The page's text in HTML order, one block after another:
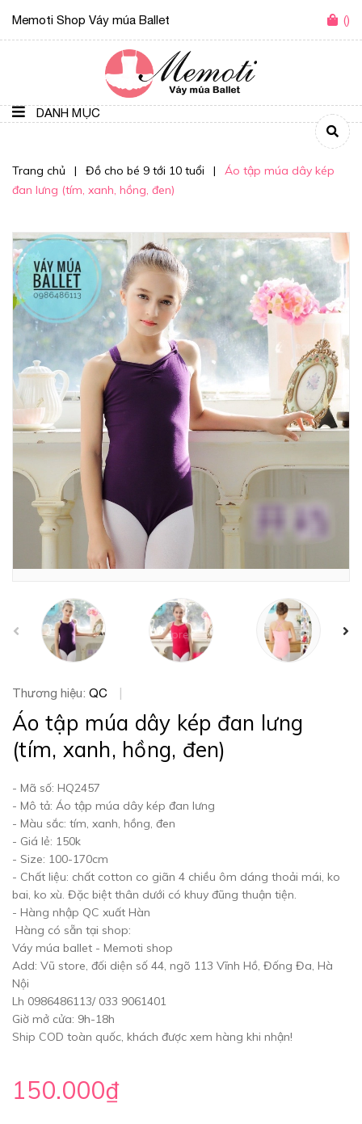
Memoti Shop Váy múa Ballet ()
DANH MỤC
Trang chủ | Đồ cho bé 9 tới 10 tuổi |
Áo tập múa dây kép
đan lưng (tím, xanh, hồng, đen)
prev
Thương hiệu: QC
Áo tập múa dây kép đan lưng
(tím, xanh, hồng, đen)
- Mã số: HQ2457
- Mô tả: Áo tập múa dây kép đan lưng
- Màu sắc: tím, xanh, hồng, đen
- Giá lẻ: 150k
- Size: 100-170cm
- Chất liệu: chất cotton co giãn 4 chiều ôm dáng thoải mái, ko
bai, ko xù. Đặc biệt thân dưới có khuy đũng thuận tiện.
- Hàng nhập QC xuất Hàn
Hàng có sẵn tại shop:
Váy múa ballet - Memoti shop
Add: Vũ store, đối diện số 44, ngõ 113 Vĩnh Hồ, Đống Đa, Hà
Nội
Lh 0986486113/ 033 9061401
Giờ mở cửa: 9h-18h
Ship COD toàn quốc, khách được xem hàng khi nhận!
150.000₫